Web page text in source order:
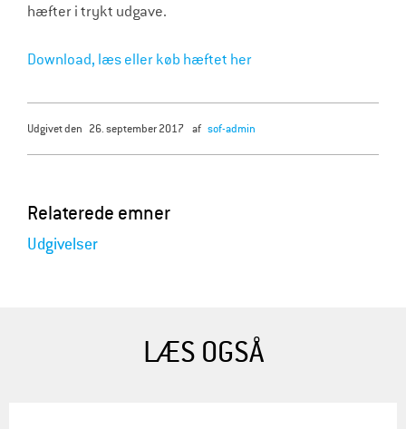
hæfter i trykt udgave.
Download, læs eller køb hæftet her
udgivet den 26. september 2017 af sof-admin
Relaterede emner
Udgivelser
LÆS OGSÅ